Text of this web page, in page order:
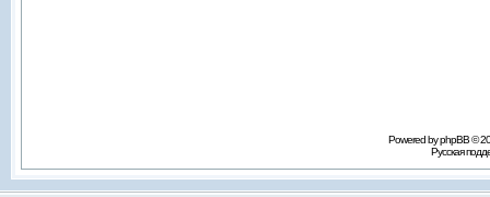
Powered by phpBB ©
Русская